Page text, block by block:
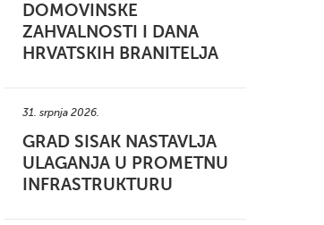
DOMOVINSKE
ZAHVALNOSTI I DANA
HRVATSKIH BRANITELJA
31. srpnja 2026.
GRAD SISAK NASTAVLJA
ULAGANJA U PROMETNU
INFRASTRUKTURU